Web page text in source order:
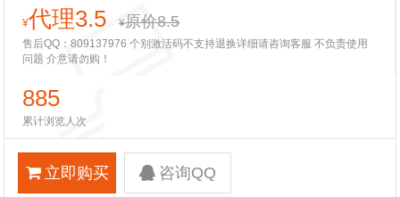
¥代理3.5 ¥原价8.5
售后QQ：809137976 个别激活码不支持退换详细请咨询客服 不负责使用
问题 介意请勿购！
885
累计浏览人次
立即购买 咨询QQ